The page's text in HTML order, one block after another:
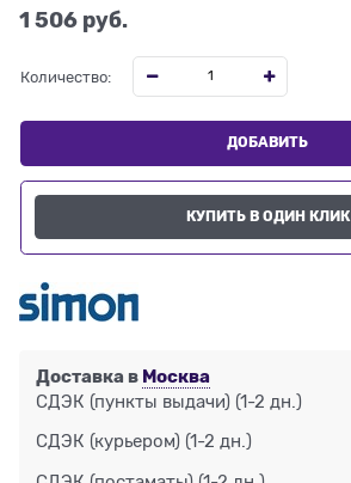
1 506 руб.
Количество:
ДОБАВИТЬ
КУПИТЬ В ОДИН КЛИК
Доставка в Москва
СДЭК (пункты выдачи) (1-2 дн.)
СДЭК (курьером) (1-2 дн.)